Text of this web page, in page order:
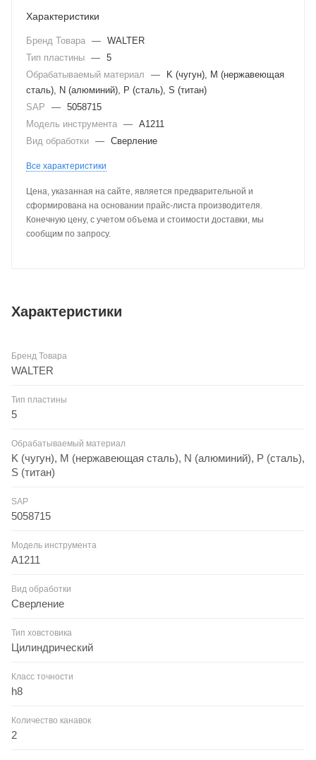
Характеристики
Бренд Товара — WALTER
Тип пластины — 5
Обрабатываемый материал
—
K (чугун), M (нержавеющая
сталь), N (алюминий), P (сталь), S (титан)
SAP
— 5058715
Модель инструмента — A1211
Вид обработки — Сверление
Все характеристики
Цена, указанная на сайте, является предварительной и
сформирована на основании прайс-листа производителя.
Конечную цену, с учетом объема и стоимости доставки, мы
сообщим по запросу.
Характеристики
Бренд Товара
WALTER
Тип пластины
5
Обрабатываемый материал
K (чугун), M (нержавеющая сталь), N (алюминий), P (сталь),
S (титан)
SAP
5058715
Модель инструмента
A1211
Вид обработки
Сверление
Тип ховстовика
Цилиндрический
Класс точности
h8
Количество канавок
2